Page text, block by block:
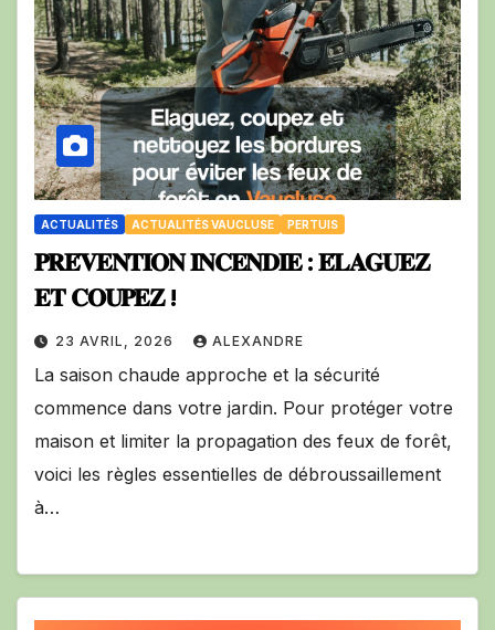
ACTUALITÉS ACTUALITÉS VAUCLUSE PERTUIS
𝐏𝐑𝐄́𝐕𝐄𝐍𝐓𝐈𝐎𝐍 𝐈𝐍𝐂𝐄𝐍𝐃𝐈𝐄 : 𝐄́𝐋𝐀𝐆𝐔𝐄𝐙
𝐄𝐓 𝐂𝐎𝐔𝐏𝐄𝐙 !
23 AVRIL, 2026 ALEXANDRE
La saison chaude approche et la sécurité
commence dans votre jardin. Pour protéger votre
maison et limiter la propagation des feux de forêt,
voici les règles essentielles de débroussaillement
à…